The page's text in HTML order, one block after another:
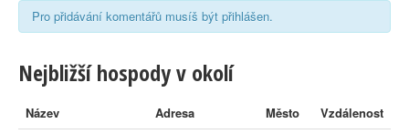
Pro přidávání komentářů musíš být přihlášen.
Nejbližší hospody v okolí
Název Adresa Město
Vzdálenost